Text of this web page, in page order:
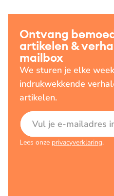
Ontvang
artikelen &
mailbox
We sturen je elke
indrukwekkende
artikelen.
E-mailadres
Lees onze privacyverklaring.